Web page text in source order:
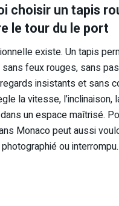
choisir un tapis
le tour du le port
existe. Un tapis
feux rouges, sans
insistants et sans
la vitesse, l’inclinaison,
un espace maîtrisé.
Monaco peut aussi
ou interrompu.